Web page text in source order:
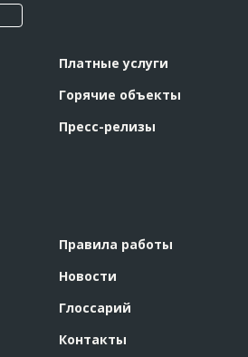
Платные услуги
Горячие объекты
Пресс-релизы
Правила работы
Новости
Глоссарий
Контакты